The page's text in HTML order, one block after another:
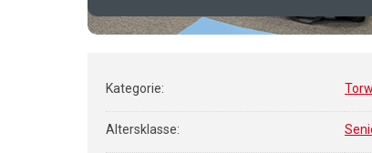
Kategorie:
Altersklasse: